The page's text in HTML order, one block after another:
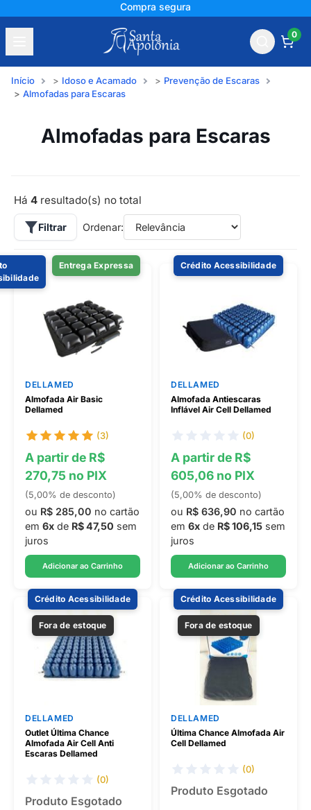
Compra segura
0
Início Idoso e Acamado
Prevenção de Escaras
Almofadas para Escaras
Almofadas para Escaras
Há 4 resultado(s) no total
Filtrar Ordenar:
Entrega Expressa
DELLAMED
Almofada Air Basic
Dellamed
(3)
A partir de R$
270,75 no PIX
(5,00% de desconto)
ou R$ 285,00 no cartão
em 6x de R$ 47,50 sem
juros
Adicionar ao Carrinho
Crédito Acessibilidade
DELLAMED
Almofada Antiescaras
Inflável Air Cell Dellamed
(0)
A partir de R$
605,06 no PIX
(5,00% de desconto)
ou R$ 636,90 no cartão
em 6x de R$ 106,15 sem
juros
Adicionar ao Carrinho
Crédito Acessibilidade
Fora de estoque
DELLAMED
Outlet Última Chance
Almofada Air Cell Anti
Escaras Dellamed
(0)
Produto Esgotado
Crédito Acessibilidade
Fora de estoque
DELLAMED
Última Chance Almofada Air
Cell Dellamed
(0)
Produto Esgotado